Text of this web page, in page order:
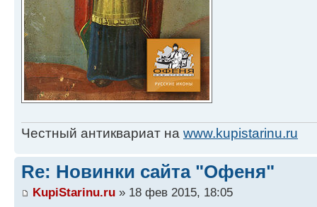
Честный антиквариат на www.kupistarinu.ru
Re: Новинки сайта "Офеня"
KupiStarinu.ru » 18 фев 2015, 18:05